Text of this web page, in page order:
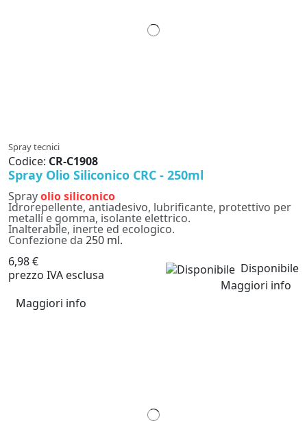
Spray tecnici
Codice: CR-C1908
Spray Olio Siliconico CRC - 250ml
Sprayolio siliconico
Idrorepellente, antiadesivo, lubrificante, protettivo per
metalli e gomma, isolante elettrico.
Inalterabile, inerte ed ecologico.
Confezione da 250 ml.
6,98 €
prezzo IVA esclusa
Disponibile
Maggiori info
Maggiori info